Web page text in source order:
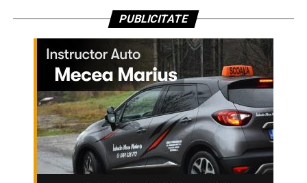
PUBLICITATE